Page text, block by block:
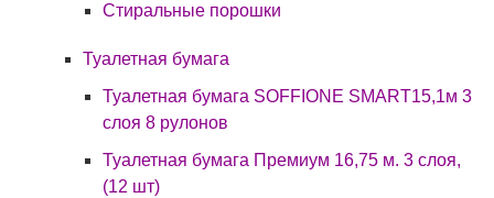
Стиральные порошки
Туалетная бумага
Туалетная бумага SOFFIONE SMART15,1м 3
слоя 8 рулонов
Туалетная бумага Премиум 16,75 м. 3 слоя,
(12 шт)